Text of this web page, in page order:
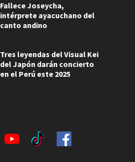
Fallece Joseycha,
intérprete ayacuchano del
canto andino
Tres leyendas del Visual Kei
del Japón darán concierto
en el Perú este 2025